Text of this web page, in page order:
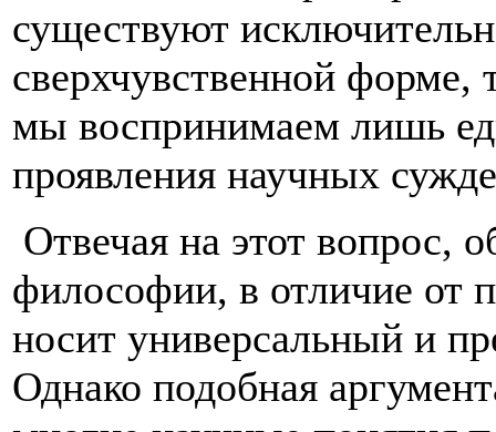
существуют
сверхчувственной форме,
мы воспринимаем лишь
проявления научных
Отвечая на этот вопрос,
философии, в отличие от
носит универсальный и
Однако подобная